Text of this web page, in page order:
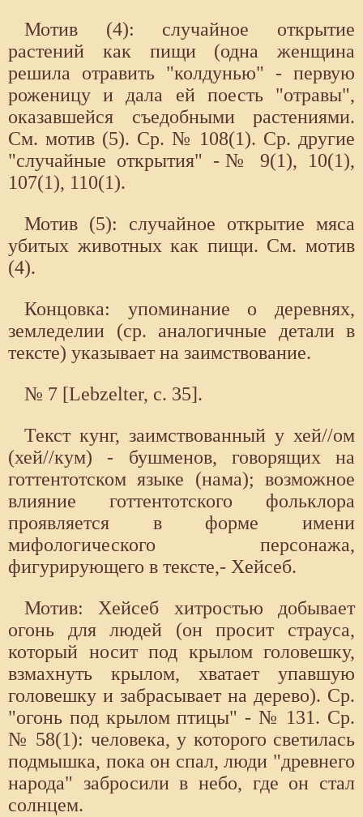
Мотив (4): случайное открытие
растений как пищи (одна женщина
решила отравить "колдунью" - первую
роженицу и дала ей поесть "отравы",
оказавшейся съедобными растениями.
См. мотив (5). Ср. № 108(1). Ср. другие
"случайные открытия" -№ 9(1), 10(1),
107(1), 110(1).
Мотив (5): случайное открытие мяса
убитых животных как пищи. См. мотив
(4).
Концовка: упоминание о деревнях,
земледелии (ср. аналогичные детали в
тексте) указывает на заимствование.
№ 7 [Lebzelter, с. 35].
Текст кунг, заимствованный у хей//ом
(хей//кум) - бушменов, говорящих на
готтентотском языке (нама); возможное
влияние готтентотского фольклора
проявляется в форме имени
мифологического персонажа,
фигурирующего в тексте,- Хейсеб.
Мотив: Хейсеб хитростью добывает
огонь для людей (он просит страуса,
который носит под крылом головешку,
взмахнуть крылом, хватает упавшую
головешку и забрасывает на дерево). Ср.
"огонь под крылом птицы" - № 131. Ср.
№ 58(1): человека, у которого светилась
подмышка, пока он спал, люди "древнего
народа" забросили в небо, где он стал
солнцем.